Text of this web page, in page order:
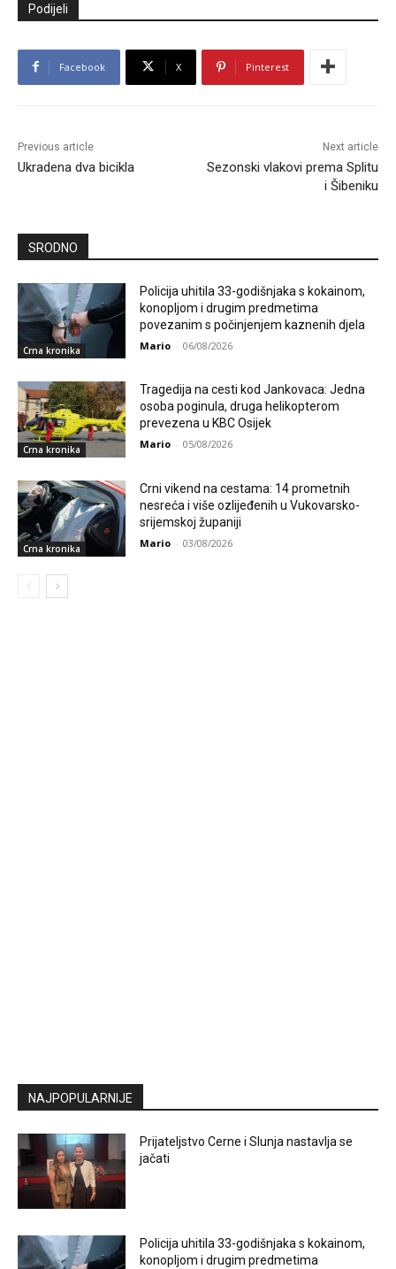
Podijeli
Facebook X Pinterest
Previous article
Ukradena dva bicikla
Next article
Sezonski vlakovi prema Splitu
i Šibeniku
SRODNO
Crna kronika
Policija uhitila 33-godišnjaka s kokainom,
konopljom i drugim predmetima
povezanim s počinjenjem kaznenih djela
Mario - 06/08/2026
Crna kronika
Tragedija na cesti kod Jankovaca: Jedna
osoba poginula, druga helikopterom
prevezena u KBC Osijek
Mario - 05/08/2026
Crna kronika
Crni vikend na cestama: 14 prometnih
nesreća i više ozlijeđenih u Vukovarsko-
srijemskoj županiji
Mario - 03/08/2026
NAJPOPULARNIJE
Prijateljstvo Cerne i Slunja nastavlja se
jačati
Policija uhitila 33-godišnjaka s kokainom,
konopljom i drugim predmetima